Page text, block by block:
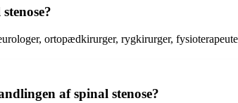
ortopædkirurger, rygkirurger,
af spinal stenose?